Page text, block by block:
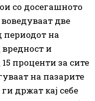
со досегашното
две
периодот на
и
проценти за сите
на пазарите
држат кај себе